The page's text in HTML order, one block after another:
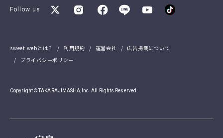
Follow us
sweet webとは？ 利用規約 運営会社
広告掲載について
プライバシーポリシー
Copyright © TAKARAJIMASHA,Inc. All Rights Reserved.